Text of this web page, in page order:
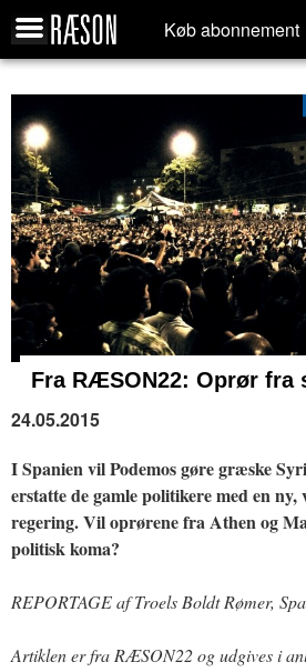
Køb abonnement
Fra RÆSON22: Oprør fra
24.05.2015
I Spanien vil Podemos gøre græske
erstatte de gamle politikere med en ny,
regering. Vil oprørene fra Athen og
politisk koma?
REPORTAGE af Troels Boldt Rømer,
Artiklen er fra RÆSON22 og udgives i